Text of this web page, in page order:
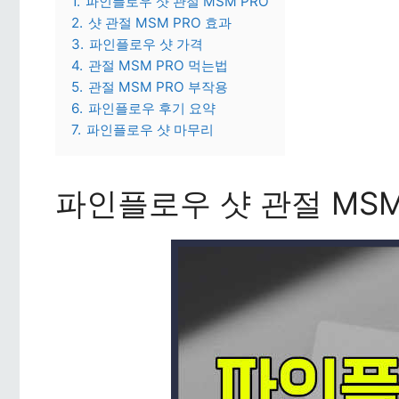
2. 샷 관절 MSM PRO 효과
3. 파인플로우 샷 가격
4. 관절 MSM PRO 먹는법
5. 관절 MSM PRO 부작용
6. 파인플로우 후기 요약
7. 파인플로우 샷 마무리
파인플로우 샷 관절